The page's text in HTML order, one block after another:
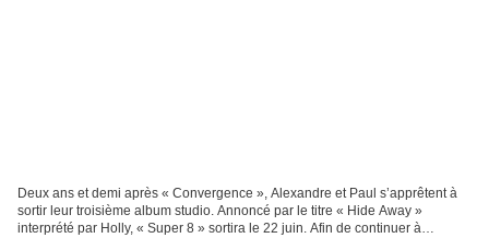
Deux ans et demi après « Convergence », Alexandre et Paul s’apprêtent à
sortir leur troisième album studio. Annoncé par le titre « Hide Away »
interprété par Holly, « Super 8 » sortira le 22 juin. Afin de continuer à